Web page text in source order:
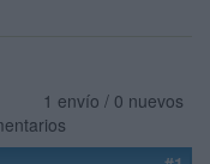
1 envío / 0 nuevos